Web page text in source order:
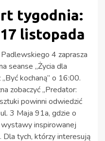
tygodnia:
listopada
4 zaprasza
seanse „Życia dla
kochaną” o 16:00.
zobaczyć „Predator:
powinni odwiedzić
3 Maja 91a, gdzie o
inspirowanej
Dla tych, którzy interesują